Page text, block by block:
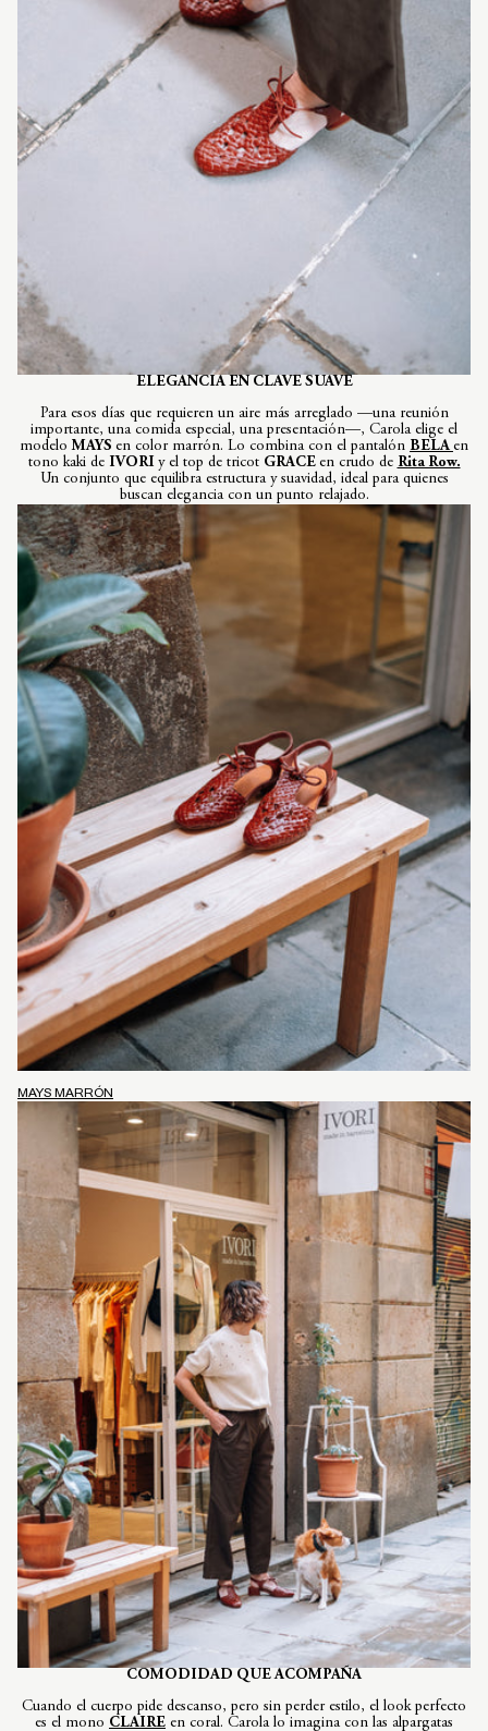
ELEGANCIA EN CLAVE SUAVE
Para esos días que requieren un aire más arreglado —una reunión
importante, una comida especial, una presentación—, Carola elige el
modeloMAYS en color marrón. Lo combina con el pantalón BELA en
tono kaki de IVORI y el top de tricot GRACE en crudo de Rita Row.
Un conjunto que equilibra estructura y suavidad, ideal para quienes
buscan elegancia con un punto relajado.
MAYS MARRÓN
COMODIDAD QUE ACOMPAÑA
Cuando el cuerpo pide descanso, pero sin perder estilo, el look perfecto
es el mono CLAIRE en coral. Carola lo imagina con las alpargatas